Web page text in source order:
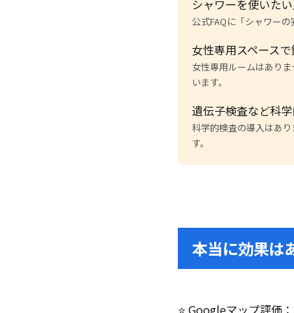
シャワーを使いた
公式FAQに「シャワー
女性専用スペース
女性専用ルームはあり
います。
遺伝子検査など科
科学的検査の導入はあ
す。
本当に効果は